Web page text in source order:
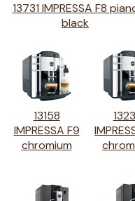
13731 IMPRESSA F8
black
13158
IMPRESSA F9
chromium